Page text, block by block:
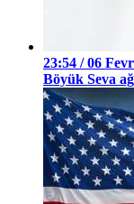
23:54 / 06
Böyük Seva